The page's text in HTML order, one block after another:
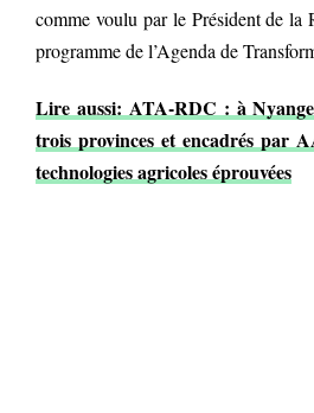
comme voulu par le Président de la
programme de l’Agenda de
Lire aussi: ATA-RDC : à
trois provinces et encadrés par
technologies agricoles éprouvées